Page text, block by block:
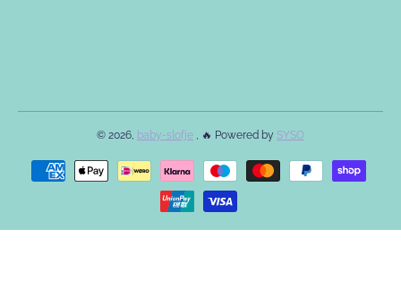
© 2026, baby-slofje , 🔥 Powered by SYSO
Betaalmethodes